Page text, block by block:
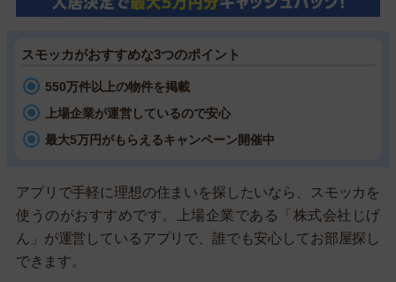
スモッカがおすすめな3つのポイント
550万件以上の物件を掲載
上場企業が運営しているので安心
最大5万円がもらえるキャンペーン開催中
アプリで手軽に理想の住まいを探したいなら、スモッカを
使うのがおすすめです。上場企業である「株式会社じげ
ん」が運営しているアプリで、誰でも安心してお部屋探し
できます。